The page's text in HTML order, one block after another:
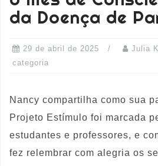
da Doença de
29 de abril de 2025 Julia
categoria
Nancy compartilha como sua
Projeto Estímulo foi marcada
estudantes e professores, e
fez relembrar com alegria os